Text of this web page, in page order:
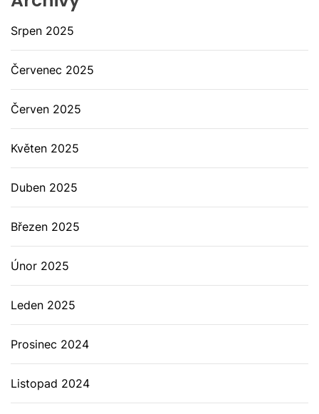
Srpen 2025
Červenec 2025
Červen 2025
Květen 2025
Duben 2025
Březen 2025
Únor 2025
Leden 2025
Prosinec 2024
Listopad 2024